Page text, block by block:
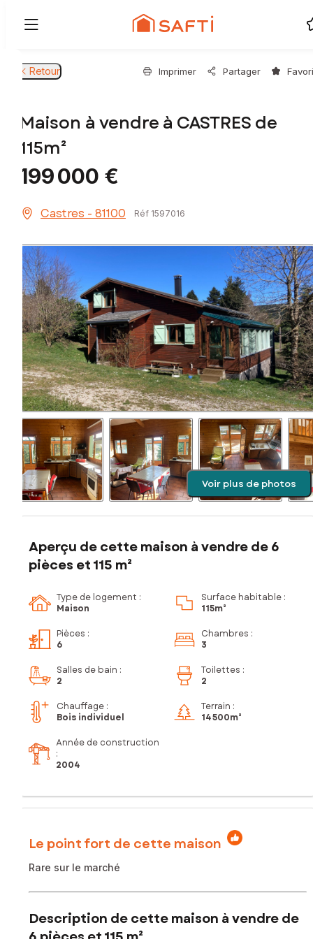
Retour Imprimer Partager
Maison à vendre à CASTRES de
115m²
199 000 €
Castres - 81100 Réf 1597016
Voir plus de photos
Aperçu de cette maison à vendre de 6
pièces et 115 m²
Type de logement :
Maison
Surface habitable :
115m²
Pièces :
6
Chambres :
3
Salles de bain :
2
Toilettes :
2
Chauffage :
Bois individuel
Terrain :
14 500m²
Année de construction
:
2004
Le point fort de cette maison
Rare sur le marché
Description de cette maison à vendre de